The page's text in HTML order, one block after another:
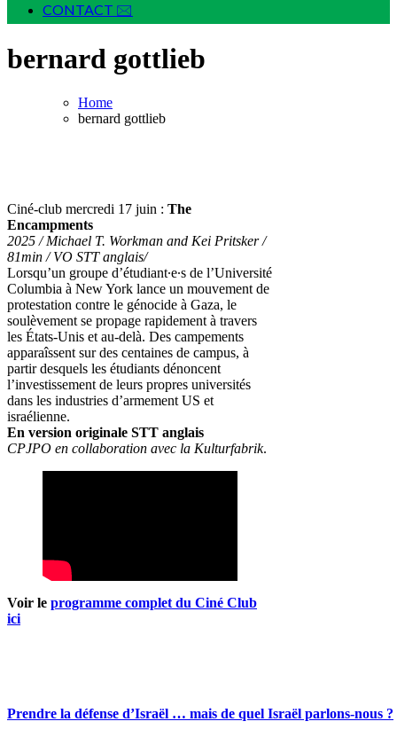
CONTACT 🖂
bernard gottlieb
Home
bernard gottlieb
Ciné-club mercredi 17 juin : The
Encampments
2025 / Michael T. Workman and Kei Pritsker /
81min / VO STT anglais/
Lorsqu’un groupe d’étudiant∙e∙s de l’Université
Columbia à New York lance un mouvement de
protestation contre le génocide à Gaza, le
soulèvement se propage rapidement à travers
les États-Unis et au-delà. Des campements
apparaîssent sur des centaines de campus, à
partir desquels les étudiants dénoncent
l’investissement de leurs propres universités
dans les industries d’armement US et
israélienne.
En version originale STT anglais
CPJPO en collaboration avec la Kulturfabrik.
Voir le programme complet du Ciné Club
ici
Prendre la défense d’Israël … mais de quel Israël parlons-nous ?